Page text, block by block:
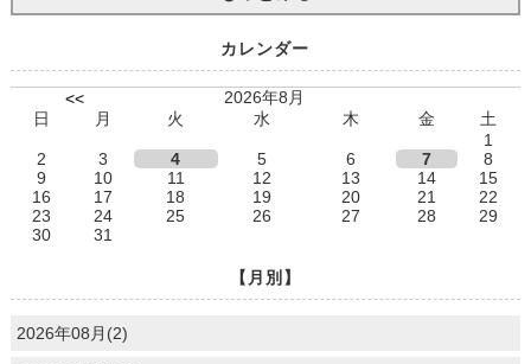
カレンダー
<<
2026年8月
日
月 火 水 木 金
土
1
2
3 4 5 6 7
8
9
10 11 12 13 14
15
16
17 18 19 20 21
22
23
24 25 26 27 28
29
30
31
【月別】
2026年08月(2)